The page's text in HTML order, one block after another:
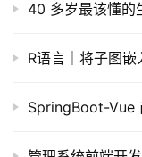
40 多岁最该懂的
R语言｜将子图
SpringBoot-Vue